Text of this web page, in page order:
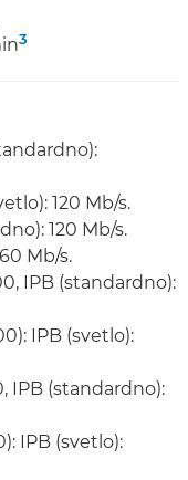
3
120 Mb/s.
120 Mb/s.
Mb/s.
IPB (standardno):
IPB (svetlo):
IPB (standardno):
IPB (svetlo):